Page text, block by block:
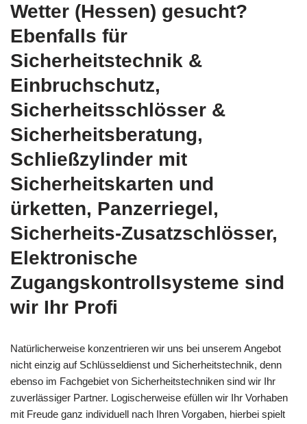
Wetter (Hessen) gesucht?
Ebenfalls für
Sicherheitstechnik &
Einbruchschutz,
Sicherheitsschlösser &
Sicherheitsberatung,
Schließzylinder mit
Sicherheitskarten und
ürketten, Panzerriegel,
Sicherheits-Zusatzschlösser,
Elektronische
Zugangskontrollsysteme sind
wir Ihr Profi
Natürlicherweise konzentrieren wir uns bei unserem Angebot
nicht einzig auf Schlüsseldienst und Sicherheitstechnik, denn
ebenso im Fachgebiet von Sicherheitstechniken sind wir Ihr
zuverlässiger Partner. Logischerweise efüllen wir Ihr Vorhaben
mit Freude ganz individuell nach Ihren Vorgaben, hierbei spielt